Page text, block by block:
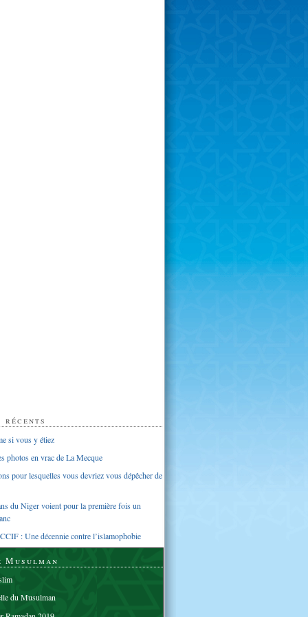
si vous y étiez
photos en vrac de La Mecque
pour lesquelles vous devriez vous dépêcher de
du Niger voient pour la première fois un
: Une décennie contre l’islamophobie
Musulman
du Musulman